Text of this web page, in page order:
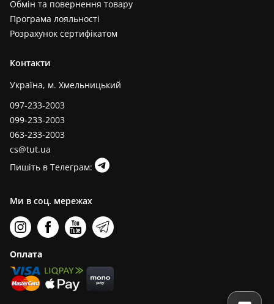
Обмін та повернення товару
Програма лояльності
Розрахунок сертифікатом
Контакти
Україна, м. Хмельницький
097-233-2003
099-233-2003
063-233-2003
cs@tut.ua
Пишіть в Телеграм:
Ми в соц. мережах
Оплата